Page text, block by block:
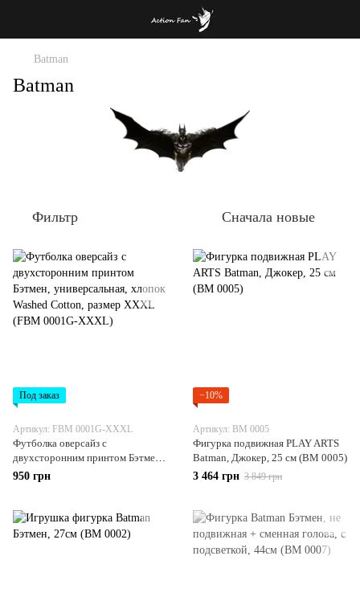
Batman
Batman
Фильтр Сначала новые
Под заказ
Артикул: FBM 0001G-XXXL
Футболка оверсайз с
двухсторонним принтом Бэтмен,
универсальная, хлопок Washed
950 грн
−10%
Артикул: BM 0005
Фигурка подвижная PLAY ARTS
Batman, Джокер, 25 см (BM 0005)
3 464 грн 3 849 грн